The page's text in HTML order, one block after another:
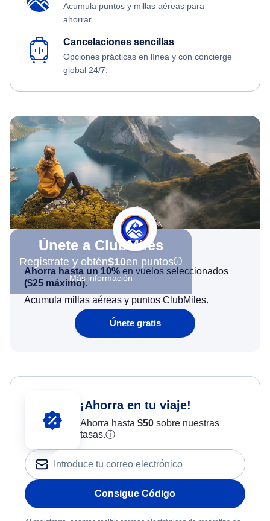
Acumula puntos y millas aéreas para
ahorrar.
Cancelaciones sencillas
Opciones prácticas en línea y con concierge
global 24/7.
Únete a ClubMiles
Regístrate y obtén$10en puntos
Más información
Ahorra hasta un 10% en vuelos seleccionados
($25 máximo).
Acumula millas aéreas y puntos ClubMiles.
Únete gratis
¡Ahorra en tu viaje!
Ahorra hasta $50sobre nuestras
tasas.ⓘ
Consigue Código